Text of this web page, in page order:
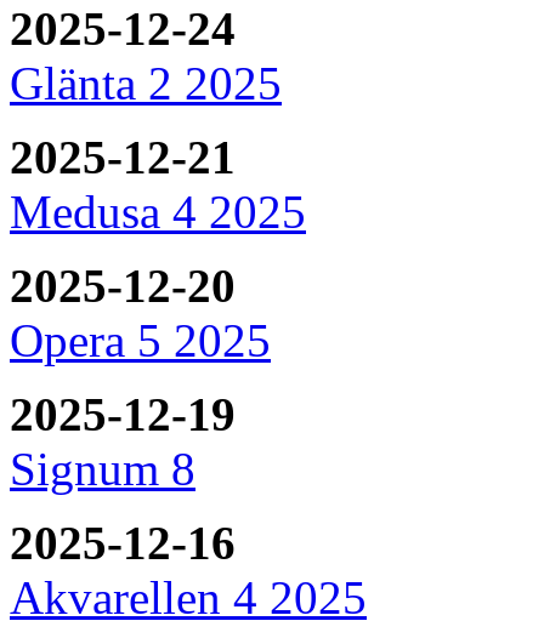
2025-12-24
Glänta 2 2025
2025-12-21
Medusa 4 2025
2025-12-20
Opera 5 2025
2025-12-19
Signum 8
2025-12-16
Akvarellen 4 2025